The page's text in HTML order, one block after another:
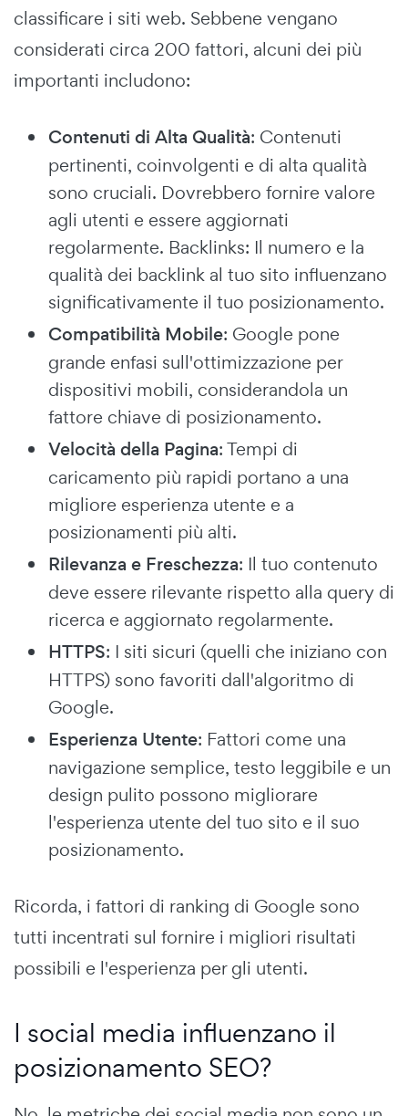
classificare i siti web. Sebbene vengano
considerati circa 200 fattori, alcuni dei più
importanti includono:
Contenuti di Alta Qualità: Contenuti
pertinenti, coinvolgenti e di alta qualità
sono cruciali. Dovrebbero fornire valore
agli utenti e essere aggiornati
regolarmente. Backlinks: Il numero e la
qualità dei backlink al tuo sito influenzano
significativamente il tuo posizionamento.
Compatibilità Mobile: Google pone
grande enfasi sull'ottimizzazione per
dispositivi mobili, considerandola un
fattore chiave di posizionamento.
Velocità della Pagina: Tempi di
caricamento più rapidi portano a una
migliore esperienza utente e a
posizionamenti più alti.
Rilevanza e Freschezza: Il tuo contenuto
deve essere rilevante rispetto alla query di
ricerca e aggiornato regolarmente.
HTTPS: I siti sicuri (quelli che iniziano con
HTTPS) sono favoriti dall'algoritmo di
Google.
Esperienza Utente: Fattori come una
navigazione semplice, testo leggibile e un
design pulito possono migliorare
l'esperienza utente del tuo sito e il suo
posizionamento.
Ricorda, i fattori di ranking di Google sono
tutti incentrati sul fornire i migliori risultati
possibili e l'esperienza per gli utenti.
I social media influenzano il
posizionamento SEO?